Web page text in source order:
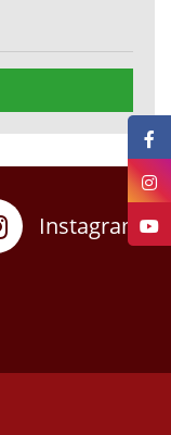
Instagram